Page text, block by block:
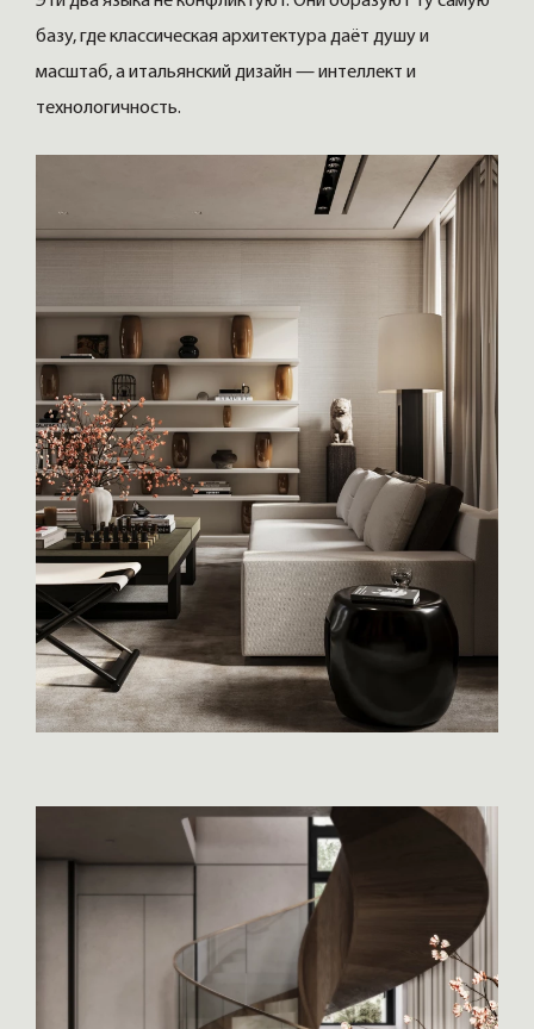
базу, где классическая архитектура даёт душу и
масштаб, а итальянский дизайн — интеллект и
технологичность.